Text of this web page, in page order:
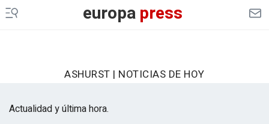
europapress
ASHURST | NOTICIAS DE HOY
Actualidad y última hora.